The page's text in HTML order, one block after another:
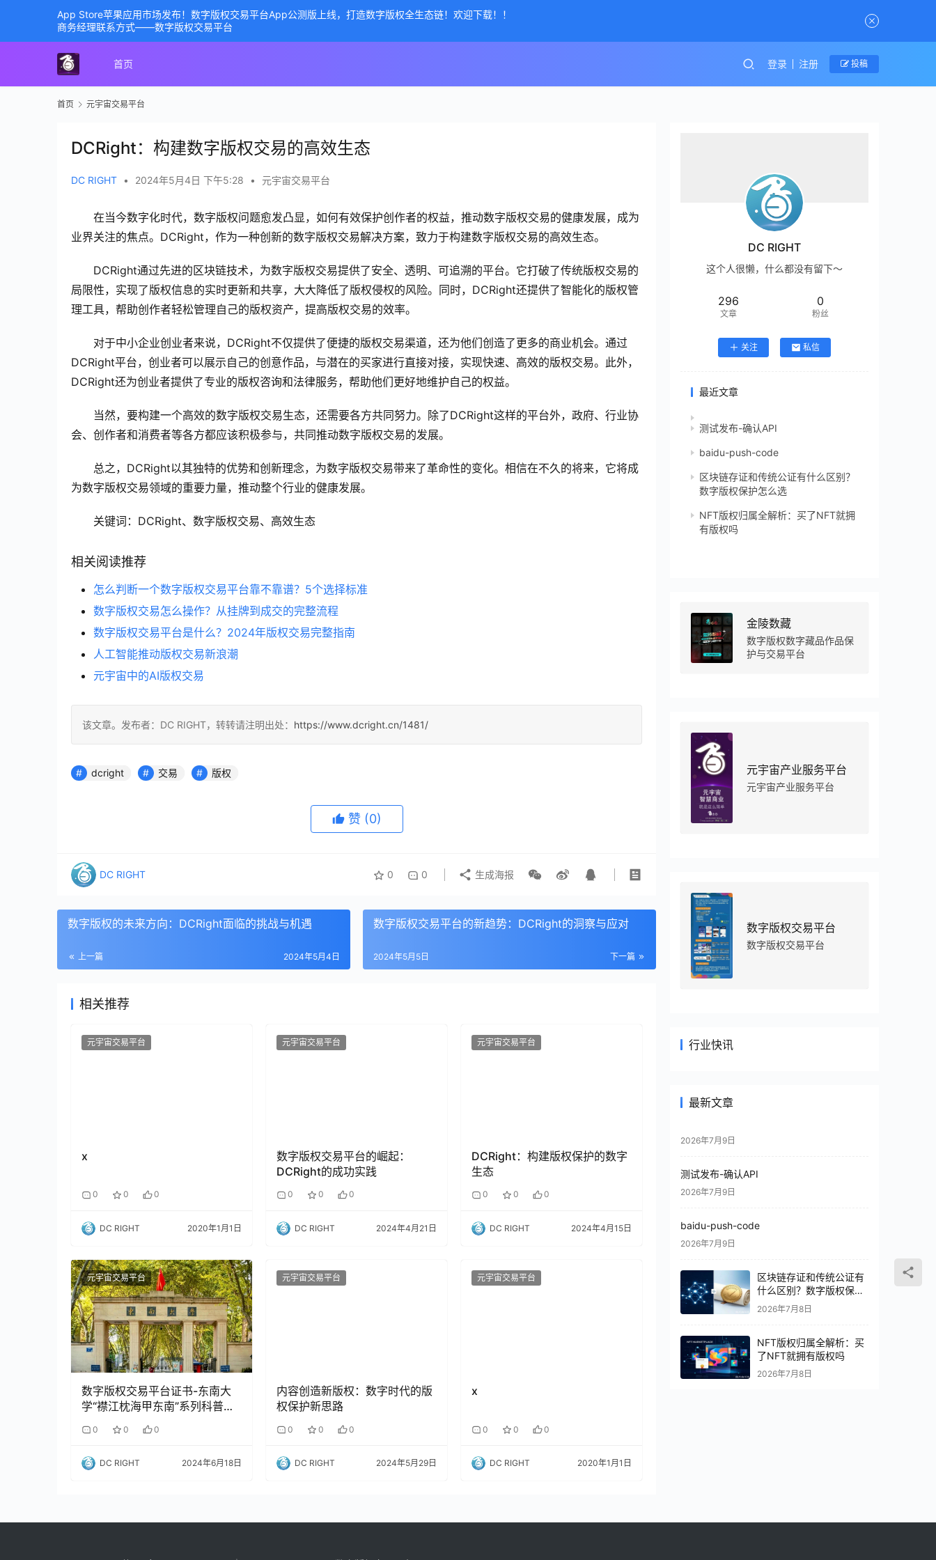
首页 登录 注册 投稿
首页 元宇宙交易平台
DCRight：构建数字版权交易的高效生态
DC RIGHT • 2024年5月4日 下午5:28 • 元宇宙交易平台
在当今数字化时代，数字版权问题愈发凸显，如何有效保护创作者的权益，推动数字版权交易的健康发展，成为
业界关注的焦点。DCRight，作为一种创新的数字版权交易解决方案，致力于构建数字版权交易的高效生态。
DCRight通过先进的区块链技术，为数字版权交易提供了安全、透明、可追溯的平台。它打破了传统版权交易的
局限性，实现了版权信息的实时更新和共享，大大降低了版权侵权的风险。同时，DCRight还提供了智能化的版权管
理工具，帮助创作者轻松管理自己的版权资产，提高版权交易的效率。
对于中小企业创业者来说，DCRight不仅提供了便捷的版权交易渠道，还为他们创造了更多的商业机会。通过
DCRight平台，创业者可以展示自己的创意作品，与潜在的买家进行直接对接，实现快速、高效的版权交易。此外，
DCRight还为创业者提供了专业的版权咨询和法律服务，帮助他们更好地维护自己的权益。
当然，要构建一个高效的数字版权交易生态，还需要各方共同努力。除了DCRight这样的平台外，政府、行业协
会、创作者和消费者等各方都应该积极参与，共同推动数字版权交易的发展。
总之，DCRight以其独特的优势和创新理念，为数字版权交易带来了革命性的变化。相信在不久的将来，它将成
为数字版权交易领域的重要力量，推动整个行业的健康发展。
关键词：DCRight、数字版权交易、高效生态
相关阅读推荐
怎么判断一个数字版权交易平台靠不靠谱？5个选择标准
数字版权交易怎么操作？从挂牌到成交的完整流程
数字版权交易平台是什么？2024年版权交易完整指南
人工智能推动版权交易新浪潮
元宇宙中的AI版权交易
该文章。发布者：DC RIGHT，转转请注明出处： https://www.dcright.cn/1481/
dcright 交易 版权
赞 (0)
DC RIGHT 0 0 生成海报
数字版权的未来方向：DCRight面临的挑战与机遇
上一篇 2024年5月4日
数字版权交易平台的新趋势：DCRight的洞察与应对
下一篇
2024年5月5日
相关推荐
元宇宙交易平台
x
0 0 0
DC RIGHT 2020年1月1日
元宇宙交易平台
数字版权交易平台的崛起：
DCRight的成功实践
0 0 0
DC RIGHT 2024年4月21日
元宇宙交易平台
DCRight：构建版权保护的数字
生态
0 0 0
DC RIGHT 2024年4月15日
元宇宙交易平台
数字版权交易平台证书-东南大
学“襟江枕海甲东南”系列科普研
0 0 0
DC RIGHT 2024年6月18日
元宇宙交易平台
内容创造新版权：数字时代的版
权保护新思路
0 0 0
DC RIGHT 2024年5月29日
元宇宙交易平台
x
0 0 0
DC RIGHT 2020年1月1日
DC RIGHT
这个人很懒，什么都没有留下～
296
文章
0
粉丝
关注 私信
最近文章
测试发布-确认API
baidu-push-code
区块链存证和传统公证有什么区别？
数字版权保护怎么选
NFT版权归属全解析：买了NFT就拥
有版权吗
金陵数藏
数字版权数字藏品作品保
护与交易平台
元宇宙产业服务平台
元宇宙产业服务平台
数字版权交易平台
数字版权交易平台
行业快讯
最新文章
2026年7月9日
测试发布-确认API
2026年7月9日
baidu-push-code
2026年7月9日
区块链存证和传统公证有
什么区别？数字版权保护
怎么选
2026年7月8日
NFT版权归属全解析：买
了NFT就拥有版权吗
2026年7月8日
App Store苹果应用市场发布！数字版权交易平台App公测版上线，打造数字版权全生态链！欢迎下载！！
商务经理联系方式——数字版权交易平台